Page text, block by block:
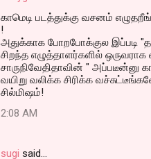
காமெடி படத்துக்கு வசனம்
!
அதுக்காக போறபோக்குல இப்படி
சிறந்த எழுத்தாளர்களில் ஒருவராக
சாருநிவேதிதாவின் " அப்படீன்னு
வயிறு வலிக்க சிரிக்க
சில்மிஷம்!
2:08 AM
sugi said…